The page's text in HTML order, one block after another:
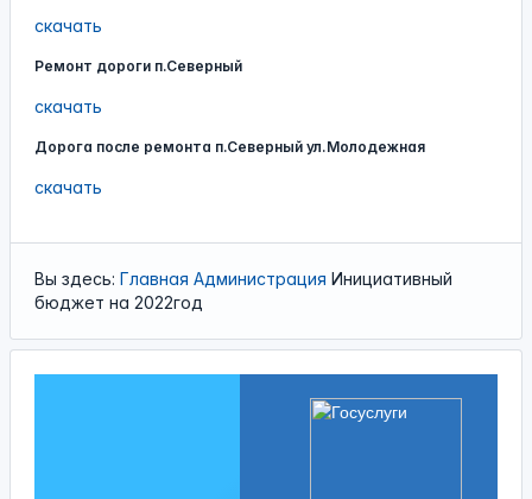
скачать
Ремонт дороги п.Северный
скачать
Дорога после ремонта п.Северный ул.Молодежная
скачать
Вы здесь: Главная Администрация Инициативный
бюджет на 2022год